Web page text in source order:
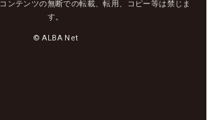
ンテンツの無断での転載、転用、コピー等は禁じま
す。
© ALBA Net